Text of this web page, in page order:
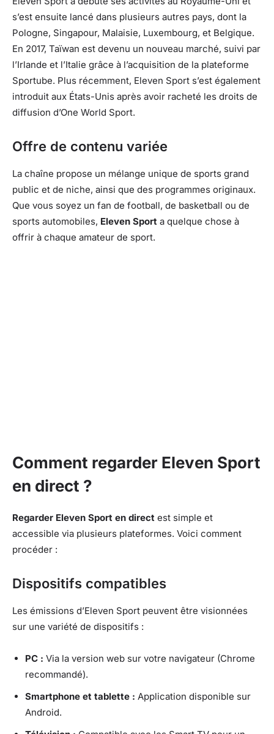
s’est ensuite lancé dans plusieurs autres pays, dont la
Pologne, Singapour, Malaisie, Luxembourg, et Belgique.
En 2017, Taïwan est devenu un nouveau marché, suivi par
l’Irlande et l’Italie grâce à l’acquisition de la plateforme
Sportube. Plus récemment, Eleven Sport s’est également
introduit aux États-Unis après avoir racheté les droits de
diffusion d’One World Sport.
Offre de contenu variée
La chaîne propose un mélange unique de sports grand
public et de niche, ainsi que des programmes originaux.
Que vous soyez un fan de football, de basketball ou de
sports automobiles, Eleven Sport a quelque chose à
offrir à chaque amateur de sport.
Comment regarder Eleven Sport
en direct ?
Regarder Eleven Sport en direct est simple et
accessible via plusieurs plateformes. Voici comment
procéder :
Dispositifs compatibles
Les émissions d’Eleven Sport peuvent être visionnées
sur une variété de dispositifs :
PC : Via la version web sur votre navigateur (Chrome
recommandé).
Smartphone et tablette : Application disponible sur
Android.